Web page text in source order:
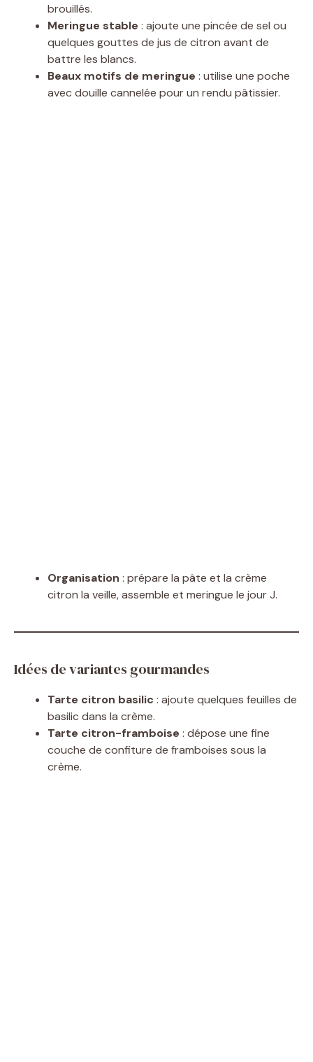
brouillés.
Meringue stable : ajoute une pincée de sel ou
quelques gouttes de jus de citron avant de
battre les blancs.
Beaux motifs de meringue : utilise une poche
avec douille cannelée pour un rendu pâtissier.
Organisation : prépare la pâte et la crème
citron la veille, assemble et meringue le jour J.
Idées de variantes gourmandes
Tarte citron basilic : ajoute quelques feuilles de
basilic dans la crème.
Tarte citron-framboise : dépose une fine
couche de confiture de framboises sous la
crème.